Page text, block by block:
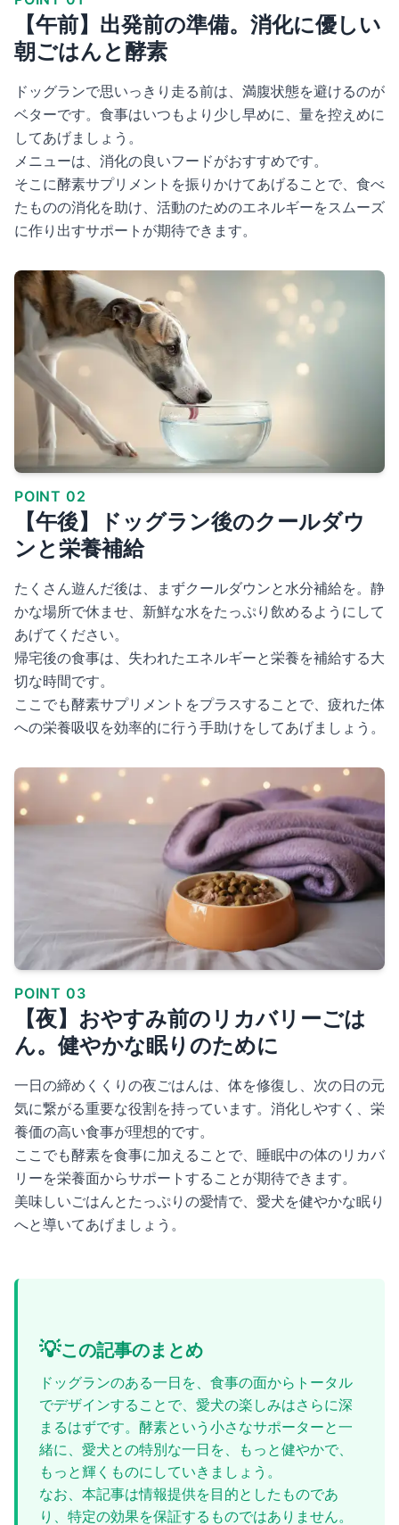
【午前】出発前の準備。消化に優しい
朝ごはんと酵素
ドッグランで思いっきり走る前は、満腹状態を避けるのが
ベターです。食事はいつもより少し早めに、量を控えめに
してあげましょう。
メニューは、消化の良いフードがおすすめです。
そこに酵素サプリメントを振りかけてあげることで、食べ
たものの消化を助け、活動のためのエネルギーをスムーズ
に作り出すサポートが期待できます。
POINT 02
【午後】ドッグラン後のクールダウ
ンと栄養補給
たくさん遊んだ後は、まずクールダウンと水分補給を。静
かな場所で休ませ、新鮮な水をたっぷり飲めるようにして
あげてください。
帰宅後の食事は、失われたエネルギーと栄養を補給する大
切な時間です。
ここでも酵素サプリメントをプラスすることで、疲れた体
への栄養吸収を効率的に行う手助けをしてあげましょう。
POINT 03
【夜】おやすみ前のリカバリーごは
ん。健やかな眠りのために
一日の締めくくりの夜ごはんは、体を修復し、次の日の元
気に繋がる重要な役割を持っています。消化しやすく、栄
養価の高い食事が理想的です。
ここでも酵素を食事に加えることで、睡眠中の体のリカバ
リーを栄養面からサポートすることが期待できます。
美味しいごはんとたっぷりの愛情で、愛犬を健やかな眠り
へと導いてあげましょう。
💡この記事のまとめ
ドッグランのある一日を、食事の面からトータル
でデザインすることで、愛犬の楽しみはさらに深
まるはずです。酵素という小さなサポーターと一
緒に、愛犬との特別な一日を、もっと健やかで、
もっと輝くものにしていきましょう。
なお、本記事は情報提供を目的としたものであ
り、特定の効果を保証するものではありません。